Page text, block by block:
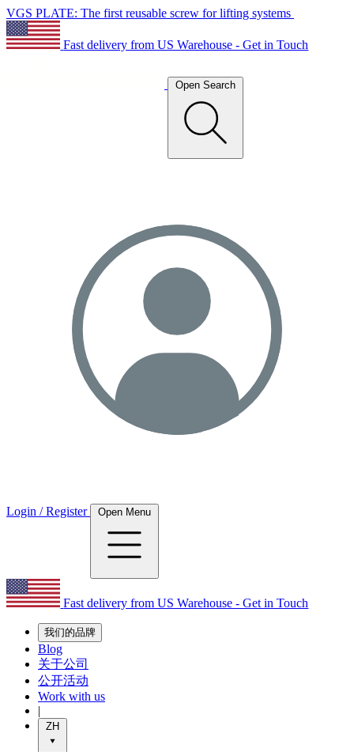
VGS PLATE: The first reusable screw for lifting systems
Fast delivery from US Warehouse - Get in Touch
Open Search
Login / Register Open Menu
Fast delivery from US Warehouse - Get in Touch
我们的品牌
Blog
关于公司
公开活动
Work with us
|
ZH